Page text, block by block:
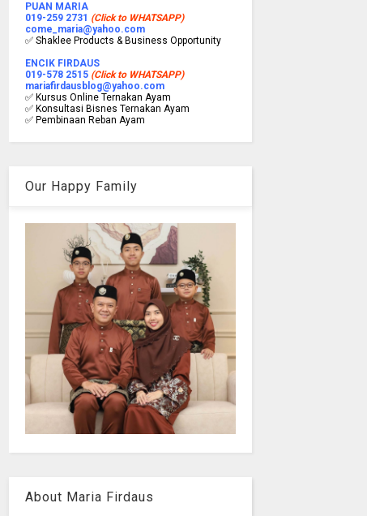
PUAN MARIA
019-259 2731 (Click to WHATSAPP)
come_maria@yahoo.com
✅ Shaklee Products & Business Opportunity
ENCIK FIRDAUS
019-578 2515 (Click to WHATSAPP)
mariafirdausblog@yahoo.com
✅ Kursus Online Ternakan Ayam
✅ Konsultasi Bisnes Ternakan Ayam
✅ Pembinaan Reban Ayam
Our Happy Family
About Maria Firdaus